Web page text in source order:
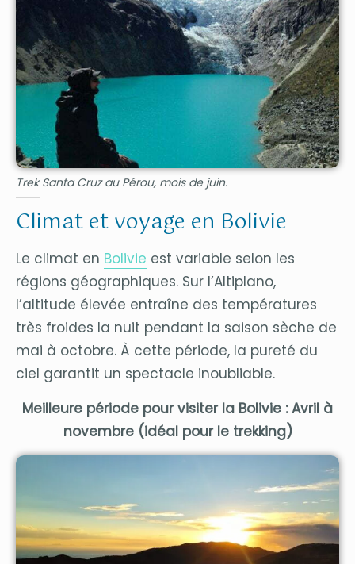
Trek Santa Cruz au Pérou, mois de juin.
Climat et voyage en Bolivie
Le climat en Bolivie est variable selon les
régions géographiques. Sur l’Altiplano,
l’altitude élevée entraîne des températures
très froides la nuit pendant la saison sèche de
mai à octobre. À cette période, la pureté du
ciel garantit un spectacle inoubliable.
Meilleure période pour visiter la Bolivie : Avril à
novembre (idéal pour le trekking)